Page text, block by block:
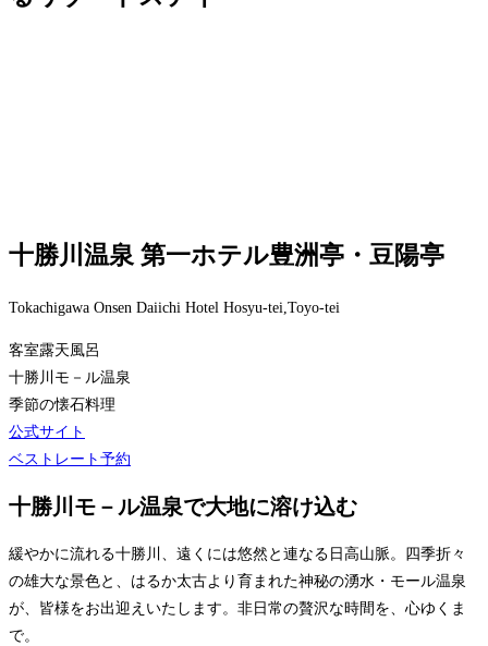
十勝川温泉 第一ホテル豊洲亭・豆陽亭
Tokachigawa Onsen Daiichi Hotel Hosyu-tei,Toyo-tei
客室露天風呂
十勝川モ－ル温泉
季節の懐石料理
公式サイト
ベストレート予約
十勝川モ－ル温泉で大地に溶け込む
緩やかに流れる十勝川、遠くには悠然と連なる日高山脈。四季折々
の雄大な景色と、はるか太古より育まれた神秘の湧水・モール温泉
が、皆様をお出迎えいたします。非日常の贅沢な時間を、心ゆくま
で。